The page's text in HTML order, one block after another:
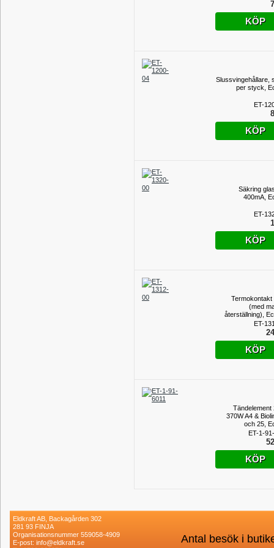
KÖP
Slussvingehållare,
per styck,
ET-
KÖP
Säkring
400mA,
ET-
KÖP
Termokontakt
(med
återställning),
ET-
KÖP
Tändelement
370W A4 &
och 25,
ET-1-
KÖP
Eldkraft AB, Backagården 302
281 93 FINJA
Organisationsnummer 559058-4909
E-post: info@eldkraft.se
Antal besök i